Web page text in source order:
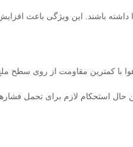
باشند. این ویژگی باعث
استحکام لازم برای تحمل